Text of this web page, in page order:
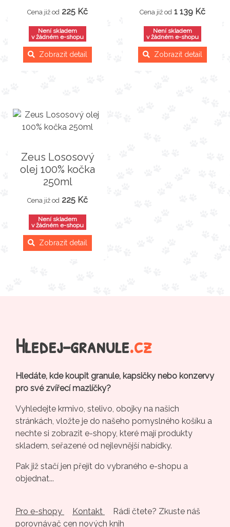
Cena již od 225 Kč
Není skladem
v žádném e-shopu
Zobrazit detail
Cena již od 1 139 Kč
Není skladem
v žádném e-shopu
Zobrazit detail
Zeus Lososový
olej 100% kočka
250ml
Cena již od 225 Kč
Není skladem
v žádném e-shopu
Zobrazit detail
Hledej-granule.cz
Hledáte, kde koupit granule, kapsičky nebo konzervy
pro své zvířecí mazlíčky?
Vyhledejte krmivo, stelivo, obojky na našich
stránkách, vložte je do našeho pomyslného košíku a
nechte si zobrazit e-shopy, které mají produkty
skladem, seřazené od nejlevnější nabídky.
Pak již stačí jen přejít do vybraného e-shopu a
objednat...
Pro e-shopy Kontakt
Rádi čtete? Zkuste náš
porovnávač cen nových knih